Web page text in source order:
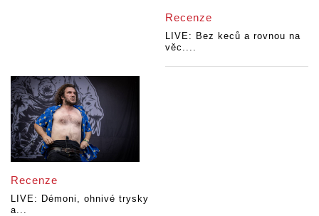
Recenze
LIVE: Bez keců a rovnou na
věc....
Recenze
LIVE: Démoni, ohnivé trysky
a...